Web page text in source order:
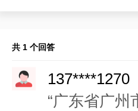
共 1 个回答
137****1270
“广东省广州